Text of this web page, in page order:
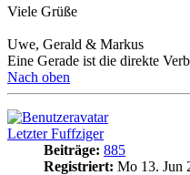
Viele Grüße
Uwe, Gerald & Markus
Eine Gerade ist die direkte
Nach oben
Letzter Fuffziger
Beiträge: 885
Registriert: Mo 13. Jun